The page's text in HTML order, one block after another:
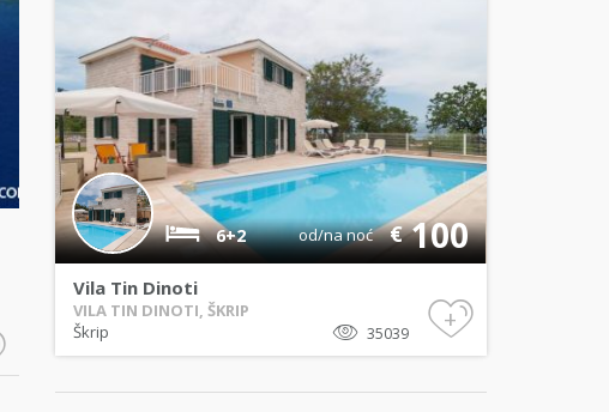
6+2 €100
od/na noć
Vila Tin Dinoti
VILA TIN DINOTI, ŠKRIP
35039
Škrip +